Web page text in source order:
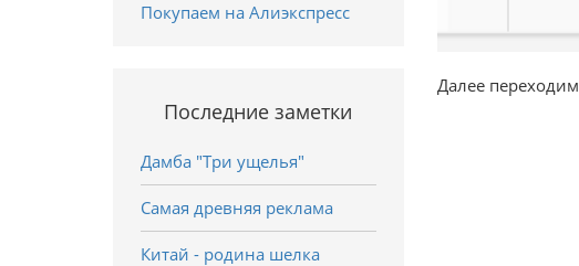
Далее
Покупаем на Алиэкспресс
Последние заметки
Дамба "Три ущелья"
Самая древняя реклама
Китай - родина шелка